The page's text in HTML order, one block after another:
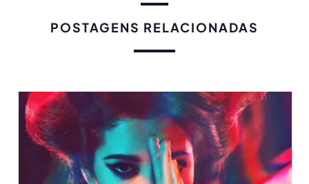
POSTAGENS RELACIONADAS